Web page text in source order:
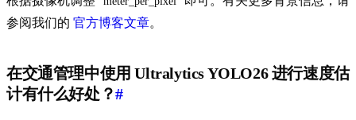
参阅我们的 官方博客文章。
在交通管理中使用 Ultralytics YOLO26 进行速度估
计有什么好处？#